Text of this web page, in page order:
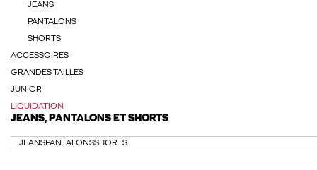
JEANS
PANTALONS
SHORTS
ACCESSOIRES
GRANDES TAILLES
JUNIOR
LIQUIDATION
JEANS, PANTALONS ET SHORTS
JEANSPANTALONSSHORTS